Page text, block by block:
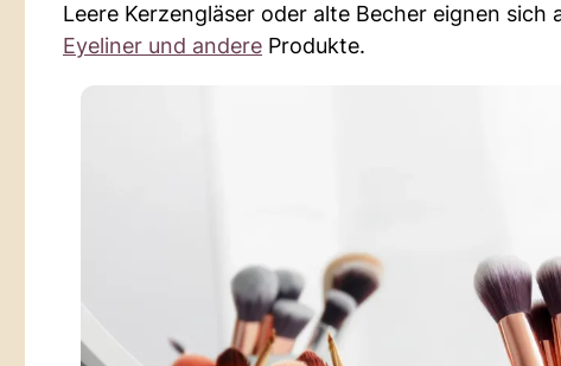
Leere Kerzengläser oder alte Becher eignen
Eyeliner und andere Produkte.